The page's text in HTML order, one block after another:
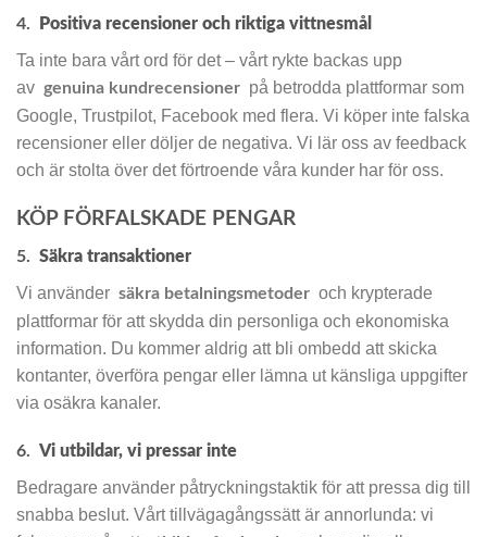
4. Positiva recensioner och riktiga vittnesmål
Ta inte bara vårt ord för det – vårt rykte backas upp
av genuina kundrecensioner på betrodda plattformar som
Google, Trustpilot, Facebook med flera. Vi köper inte falska
recensioner eller döljer de negativa. Vi lär oss av feedback
och är stolta över det förtroende våra kunder har för oss.
KÖP FÖRFALSKADE PENGAR
5. Säkra transaktioner
Vi använder säkra betalningsmetoder och krypterade
plattformar för att skydda din personliga och ekonomiska
information. Du kommer aldrig att bli ombedd att skicka
kontanter, överföra pengar eller lämna ut känsliga uppgifter
via osäkra kanaler.
6. Vi utbildar, vi pressar inte
Bedragare använder påtryckningstaktik för att pressa dig till
snabba beslut. Vårt tillvägagångssätt är annorlunda: vi